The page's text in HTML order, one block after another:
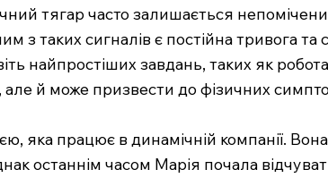
тягар часто залишається
з таких сигналів є постійна тривога
найпростіших завдань, таких як
й може призвести до фізичних
яка працює в динамічній компанії.
останнім часом Марія почала